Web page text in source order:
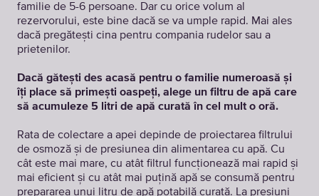
familie de 5-6 persoane. Dar cu orice volum al
rezervorului, este bine dacă se va umple rapid. Mai ales
dacă pregătești cina pentru compania rudelor sau a
prietenilor.
Dacă gătești des acasă pentru o familie numeroasă și
îți place să primești oaspeți, alege un filtru de apă care
să acumuleze 5 litri de apă curată în cel mult o oră.
Rata de colectare a apei depinde de proiectarea filtrului
de osmoză și de presiunea din alimentarea cu apă. Cu
cât este mai mare, cu atât filtrul funcționează mai rapid și
mai eficient și cu atât mai puțină apă se consumă pentru
prepararea unui litru de apă potabilă curată. La presiuni